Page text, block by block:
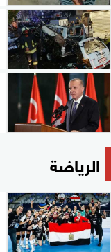
الرياضة